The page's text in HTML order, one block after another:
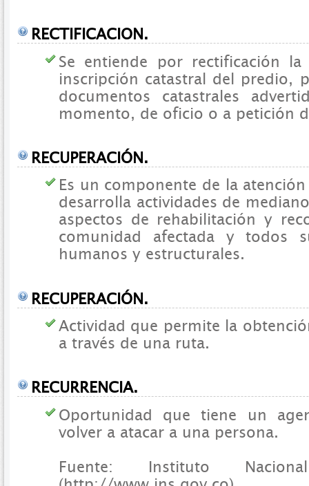
RECTIFICACION.
Se entiende por rectificación
inscripción catastral del predio,
documentos catastrales
momento, de oficio o a petición
RECUPERACIÓN.
Es un componente de la
desarrolla actividades de
aspectos de rehabilitación y
comunidad afectada y todos
humanos y estructurales.
RECUPERACIÓN.
Actividad que permite la
a través de una ruta.
RECURRENCIA.
Oportunidad que tiene un
volver a atacar a una persona.
Fuente: Instituto